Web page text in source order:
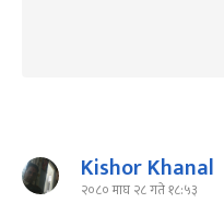
Kishor Khanal
२०८० माघ २८ गते १८:५३